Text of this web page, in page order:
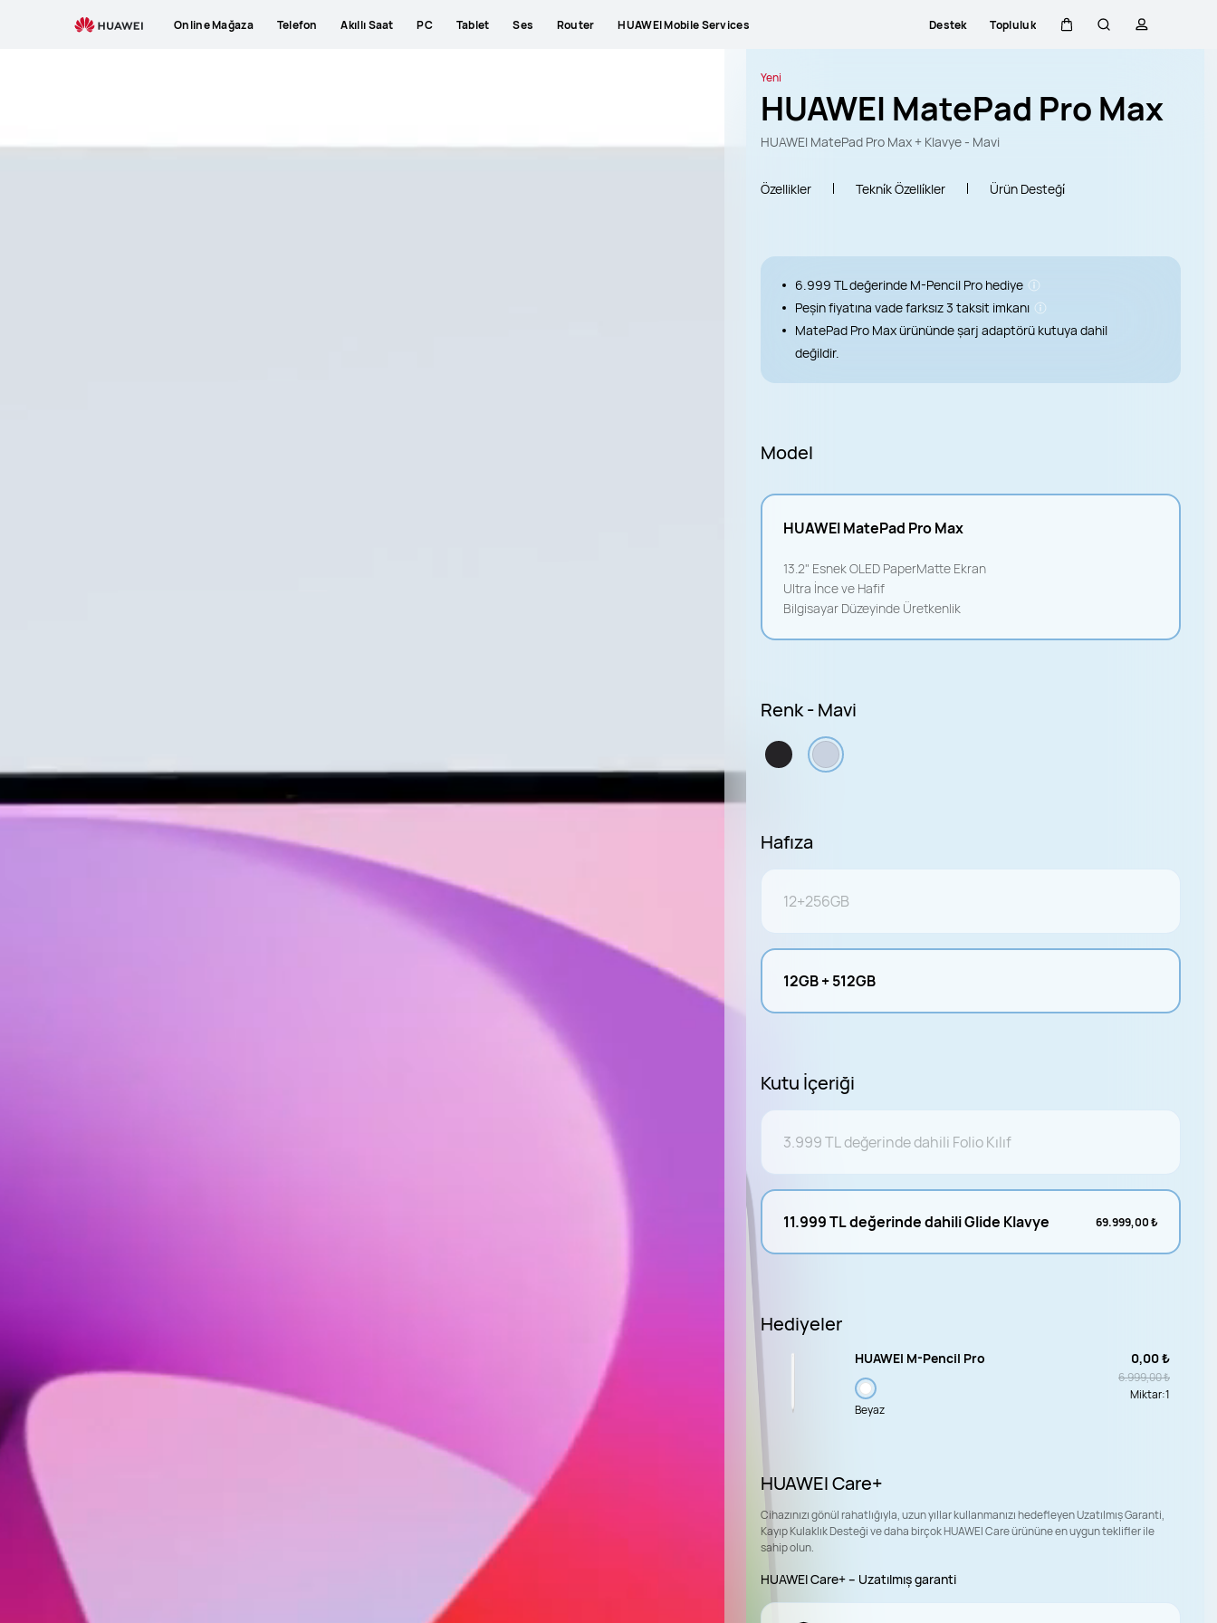
Online Mağaza Telefon Akıllı Saat PC Tablet Ses Router HUAWEI Mobile Services Destek Topluluk
Yeni
HUAWEI MatePad Pro Max
HUAWEI MatePad Pro Max + Klavye - Mavi
Özellikler Tekni̇k Özelli̇kler Ürün Desteği̇
6.999 TL değerinde M-Pencil Pro hediye
Peşin fiyatına vade farksız 3 taksit imkanı
MatePad Pro Max ürününde şarj adaptörü kutuya dahil
değildir.
Model
HUAWEI MatePad Pro Max
13.2" Esnek OLED PaperMatte Ekran
Ultra İnce ve Hafif
Bilgisayar Düzeyinde Üretkenlik
Renk - Mavi
Hafıza
12+256GB
12GB + 512GB
Kutu İçeriği
3.999 TL değerinde dahili Folio Kılıf
11.999 TL değerinde dahili Glide Klavye 69.999,00 ₺
Hediyeler
HUAWEI M-Pencil Pro
Beyaz
0,00 ₺
6.999,00 ₺
Miktar:1
HUAWEI Care+
Cihazınızı gönül rahatlığıyla, uzun yıllar kullanmanızı hedefleyen Uzatılmış Garanti,
Kayıp Kulaklık Desteği ve daha birçok HUAWEI Care ürününe en uygun teklifler ile
sahip olun.
HUAWEI Care+ – Uzatılmış garanti